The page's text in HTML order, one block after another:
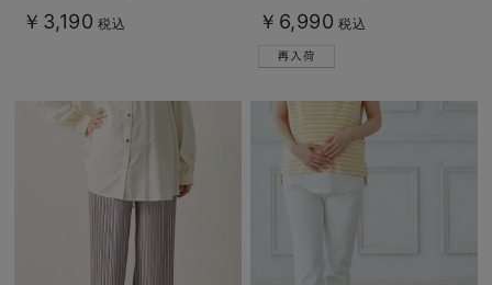
￥3,190 税込 ￥6,990 税込